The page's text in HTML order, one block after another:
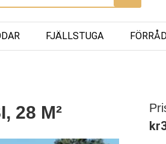
FJÄLLSTUGA
28 M²
kr